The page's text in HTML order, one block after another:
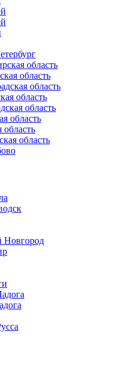
область
область
область
область
область
область
область
область
Новгород